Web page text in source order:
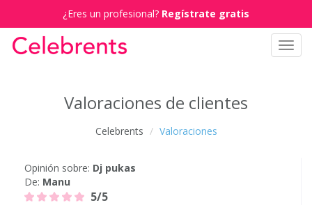
¿Eres un profesional? Regístrate gratis
Valoraciones de clientes
Celebrents Valoraciones
Opinión sobre: Dj pukas
De: Manu
5/5